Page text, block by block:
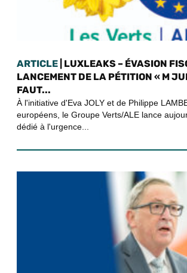
ARTICLE | LUXLEAKS – ÉVASION
LANCEMENT DE LA PÉTITION « M
FAUT...
À l'initiative d'Eva JOLY et de Philippe
européens, le Groupe Verts/ALE lance
dédié à l'urgence...